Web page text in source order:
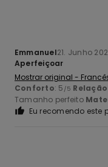
Emmanuel21. Junho
Aperfeiçoar
Mostrar original -
Conforto: 5 /5
Tamanho perfeito
Eu recomendo este